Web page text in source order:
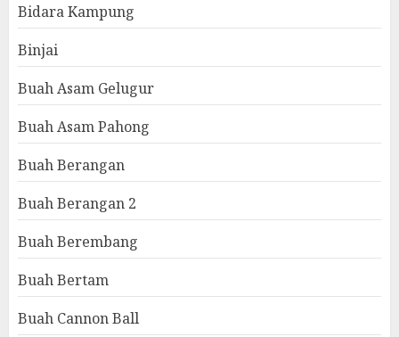
Bidara Kampung
Binjai
Buah Asam Gelugur
Buah Asam Pahong
Buah Berangan
Buah Berangan 2
Buah Berembang
Buah Bertam
Buah Cannon Ball